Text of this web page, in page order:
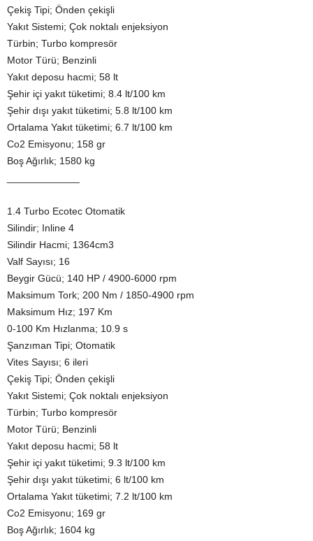
Çekiş Tipi; Önden çekişli
Yakıt Sistemi; Çok noktalı enjeksiyon
Türbin; Turbo kompresör
Motor Türü; Benzinli
Yakıt deposu hacmi; 58 lt
Şehir içi yakıt tüketimi; 8.4 lt/100 km
Şehir dışı yakıt tüketimi; 5.8 lt/100 km
Ortalama Yakıt tüketimi; 6.7 lt/100 km
Co2 Emisyonu; 158 gr
Boş Ağırlık; 1580 kg
1.4 Turbo Ecotec Otomatik
Silindir; Inline 4
Silindir Hacmi; 1364cm3
Valf Sayısı; 16
Beygir Gücü; 140 HP / 4900-6000 rpm
Maksimum Tork; 200 Nm / 1850-4900 rpm
Maksimum Hız; 197 Km
0-100 Km Hızlanma; 10.9 s
Şanzıman Tipi; Otomatik
Vites Sayısı; 6 ileri
Çekiş Tipi; Önden çekişli
Yakıt Sistemi; Çok noktalı enjeksiyon
Türbin; Turbo kompresör
Motor Türü; Benzinli
Yakıt deposu hacmi; 58 lt
Şehir içi yakıt tüketimi; 9.3 lt/100 km
Şehir dışı yakıt tüketimi; 6 lt/100 km
Ortalama Yakıt tüketimi; 7.2 lt/100 km
Co2 Emisyonu; 169 gr
Boş Ağırlık; 1604 kg